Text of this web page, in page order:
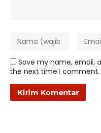
Save my name, email,
the next time I comment.